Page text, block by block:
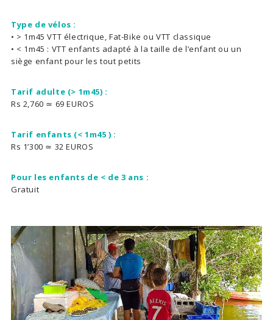
Type de vélos :
• > 1m45 VTT électrique, Fat-Bike ou VTT classique
• < 1m45 : VTT enfants adapté à la taille de l’enfant ou un
siège enfant pour les tout petits
Tarif adulte (> 1m45) :
Rs 2,760 ≃ 69 EUROS
Tarif enfants (< 1m45 ) :
Rs 1’300 ≃ 32 EUROS
Pour les enfants de < de 3 ans :
Gratuit